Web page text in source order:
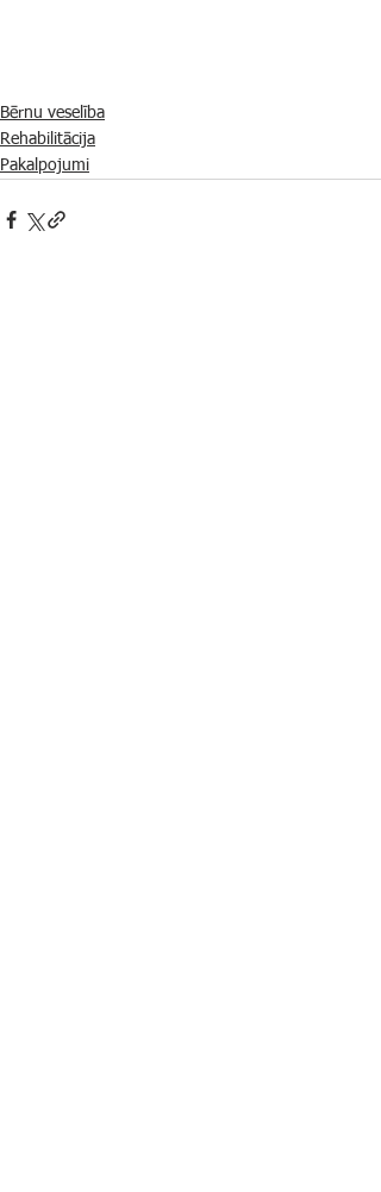
Bērnu veselība
Rehabilitācija
Pakalpojumi